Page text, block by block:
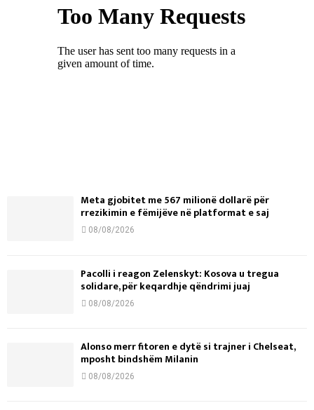
Meta gjobitet me 567 milionë dollarë për
rrezikimin e fëmijëve në platformat e saj
08/08/2026
Pacolli i reagon Zelenskyt: Kosova u tregua
solidare, për keqardhje qëndrimi juaj
08/08/2026
Alonso merr fitoren e dytë si trajner i Chelseat,
mposht bindshëm Milanin
08/08/2026